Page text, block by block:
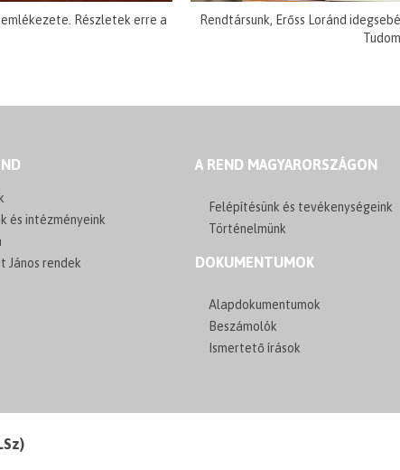
Részletek erre a
Rendtársunk, Erőss Loránd
és intézményeink
János rendek
A REND MAGYARORSZÁGON
Felépítésünk és tevékenységeink
Történelmünk
DOKUMENTUMOK
Alapdokumentumok
Beszámolók
Ismertető írások